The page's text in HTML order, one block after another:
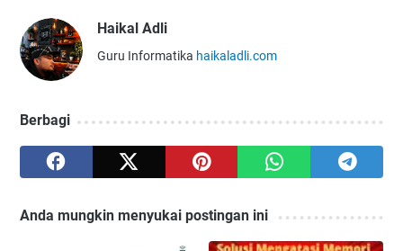
Haikal Adli
Guru Informatika haikaladli.com
Berbagi
Anda mungkin menyukai postingan ini